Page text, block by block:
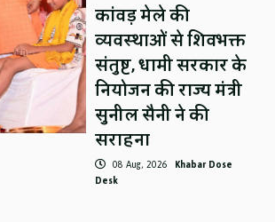
कांवड़ मेले की
व्यवस्थाओं से शिवभक्त
संतुष्ट, धामी सरकार के
नियोजन की राज्य मंत्री
सुनील सैनी ने की
सराहना
08 Aug, 2026 Khabar Dose
Desk